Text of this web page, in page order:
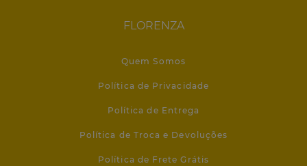
FLORENZA
Quem Somos
Política de Privacidade
Política de Entrega
Política de Troca e Devoluções
Política de Frete Grátis